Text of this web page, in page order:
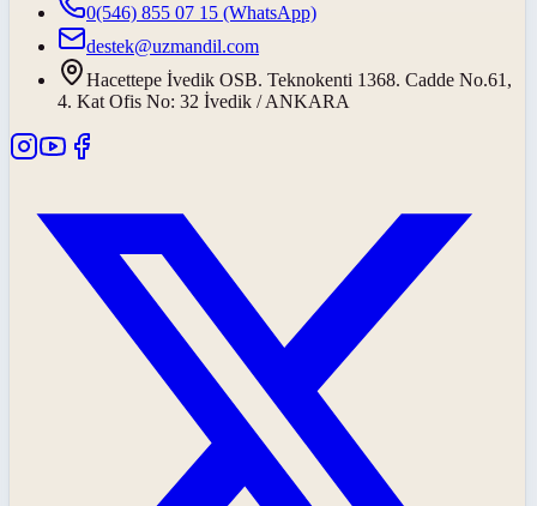
0(546) 855 07 15 (WhatsApp)
destek@uzmandil.com
Hacettepe İvedik OSB. Teknokenti 1368. Cadde No.61,
4. Kat Ofis No: 32 İvedik / ANKARA